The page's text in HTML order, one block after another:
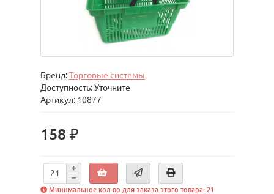
Бренд:Торговые системы
Доступность: Уточните
Артикул: 10877
158 ₽
Минимальное кол-во для заказа этого товара: 21.